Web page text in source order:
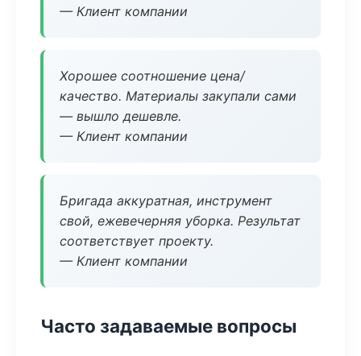
— Клиент компании
Хорошее соотношение цена/
качество. Материалы закупали сами
— вышло дешевле.
— Клиент компании
Бригада аккуратная, инструмент
свой, ежевечерняя уборка. Результат
соответствует проекту.
— Клиент компании
Часто задаваемые вопросы